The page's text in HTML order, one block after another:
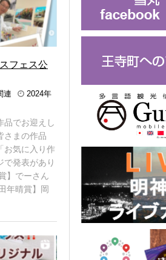
フェス公
連
2024年
品でお迎えし
さまの作品
お気に入り作
で発表があり
】でーさん
年晴賞】岡